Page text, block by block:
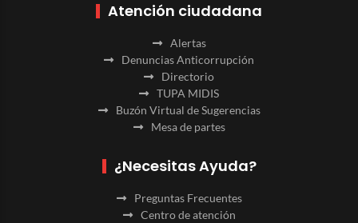
Atención ciudadana
Alertas
Denuncias Anticorrupción
Directorio
TUPA MIDIS
Buzón Virtual de Sugerencias
Mesa de partes
¿Necesitas Ayuda?
Preguntas Frecuentes
Centro de atención